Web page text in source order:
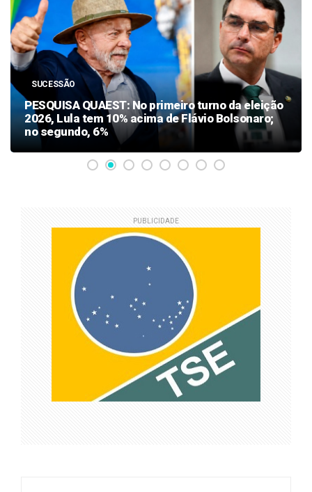
SUCESSÃO
PESQUISA QUAEST: No primeiro turno da eleição
2026, Lula tem 10% acima de Flávio Bolsonaro;
no segundo, 6%
PUBLICIDADE